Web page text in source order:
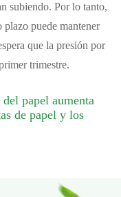
subiendo. Por lo tanto,
plazo puede mantener
que la presión por
trimestre.
papel aumenta
de papel y los